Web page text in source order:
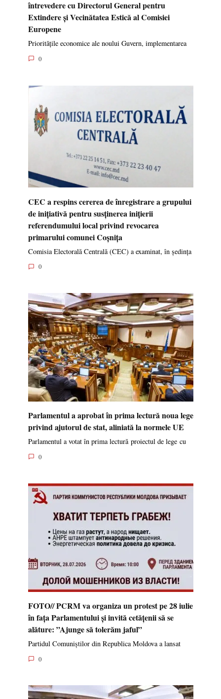
întrevedere cu Directorul General pentru
Extindere și Vecinătatea Estică al Comisiei
Europene
Prioritățile economice ale noului Guvern, implementarea
0
CEC a respins cererea de înregistrare a grupului
de inițiativă pentru susținerea inițierii
referendumului local privind revocarea
primarului comunei Coșnița
Comisia Electorală Centrală (CEC) a examinat, în ședința
0
Parlamentul a aprobat în prima lectură noua lege
privind ajutorul de stat, aliniată la normele UE
Parlamentul a votat în prima lectură proiectul de lege cu
0
FOTO// PCRM va organiza un protest pe 28 iulie
în fața Parlamentului și invită cetățenii să se
alăture: ”Ajunge să tolerăm jaful”
Partidul Comuniștilor din Republica Moldova a lansat
0